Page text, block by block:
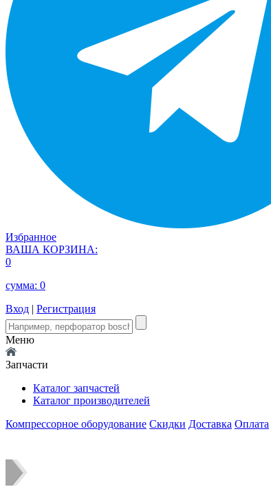
Избранное
ВАША КОРЗИНА:
0
сумма: 0
Вход | Регистрация
Меню
Запчасти
Каталог запчастей
Каталог производителей
Компрессорное оборудование Скидки Доставка Оплата